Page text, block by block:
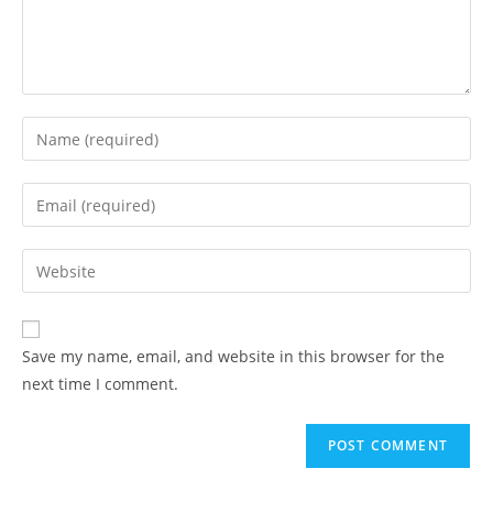
Save my name, email, and website in this browser for the
next time I comment.